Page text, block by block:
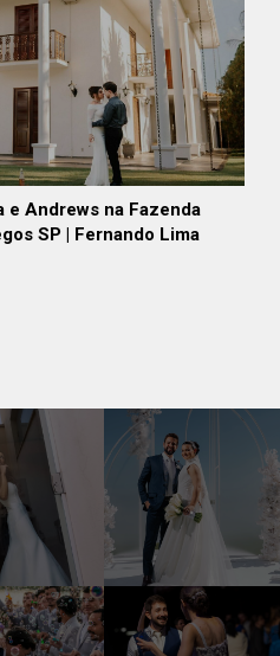
e Andrews na Fazenda
SP | Fernando Lima